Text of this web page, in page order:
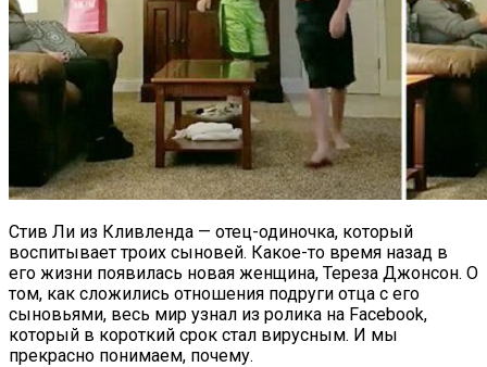
Стив Ли из Кливленда — отец-одиночка, который
воспитывает троих сыновей. Какое-то время назад в
его жизни появилась новая женщина, Тереза Джонсон. О
том, как сложились отношения подруги отца с его
сыновьями, весь мир узнал из ролика на Facebook,
который в короткий срок стал вирусным. И мы
прекрасно понимаем, почему.